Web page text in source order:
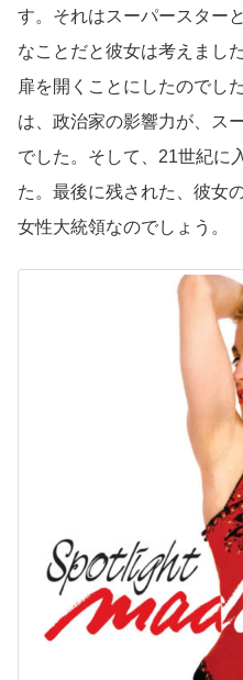
す。それはスーパースター
なことだと彼女は考えまし
扉を開くことにしたのでし
は、政治家の影響力が、ス
でした。そして、21世紀に
た。最後に残された、彼女
女性大統領なのでしょう。